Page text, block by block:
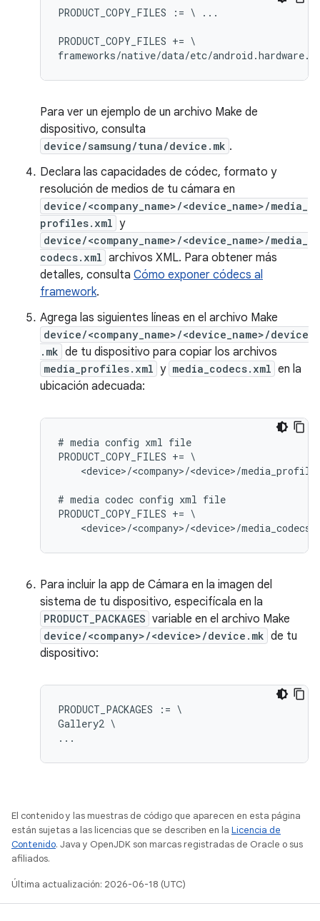
PRODUCT_COPY_FILES := \ ...
PRODUCT_COPY_FILES += \
Para ver un ejemplo de un archivo Make de
dispositivo, consulta
device/samsung/tuna/device.mk .
Declara las capacidades de códec, formato y
resolución de medios de tu cámara en
device/<company_name>/<device_name>/media_
profiles.xml y
device/<company_name>/<device_name>/media_
codecs.xml archivos XML. Para obtener más
detalles, consulta Cómo exponer códecs al
framework.
Agrega las siguientes líneas en el archivo Make
device/<company_name>/<device_name>/device
.mk de tu dispositivo para copiar los archivos
media_profiles.xml y media_codecs.xml en la
ubicación adecuada:
# media config xml file
PRODUCT_COPY_FILES += \
<device>/<company>/<device>/
# media codec config xml file
PRODUCT_COPY_FILES += \
Para incluir la app de Cámara en la imagen del
sistema de tu dispositivo, especifícala en la
PRODUCT_PACKAGES variable en el archivo Make
device/<company>/<device>/device.mk de tu
dispositivo:
PRODUCT_PACKAGES := \
Gallery2 \
El contenido y las muestras de código que aparecen en esta página
están sujetas a las licencias que se describen en la Licencia de
Contenido. Java y OpenJDK son marcas registradas de Oracle o sus
afiliados.
Última actualización: 2026-06-18 (UTC)